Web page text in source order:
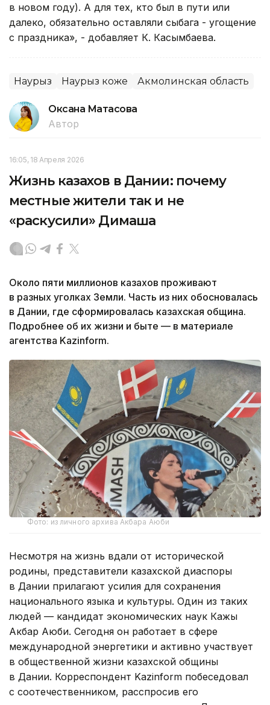
в новом году). А для тех, кто был в пути или
далеко, обязательно оставляли сыбага - угощение
с праздника», - добавляет К. Касымбаева.
Наурыз Наурыз коже Акмолинская область
Оксана Матасова
Автор
16:05, 18 Апреля 2026
Жизнь казахов в Дании: почему
местные жители так и не
«раскусили» Димаша
Около пяти миллионов казахов проживают
в разных уголках Земли. Часть из них обосновалась
в Дании, где сформировалась казахская община.
Подробнее об их жизни и быте — в материале
агентства Kazinform.
Фото: из личного архива Акбара Аюби
Несмотря на жизнь вдали от исторической
родины, представители казахской диаспоры
в Дании прилагают усилия для сохранения
национального языка и культуры. Один из таких
людей — кандидат экономических наук Кажы
Акбар Аюби. Сегодня он работает в сфере
международной энергетики и активно участвует
в общественной жизни казахской общины
в Дании. Корреспондент Kazinform побеседовал
с соотечественником, расспросив его